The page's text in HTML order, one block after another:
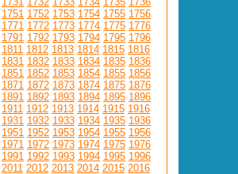
1751 1752 1753 1754 1755 1756
1771 1772 1773 1774 1775 1776
1791 1792 1793 1794 1795 1796
1811 1812 1813 1814 1815 1816
1831 1832 1833 1834 1835 1836
1851 1852 1853 1854 1855 1856
1871 1872 1873 1874 1875 1876
1891 1892 1893 1894 1895 1896
1911 1912 1913 1914 1915 1916
1931 1932 1933 1934 1935 1936
1951 1952 1953 1954 1955 1956
1971 1972 1973 1974 1975 1976
1991 1992 1993 1994 1995 1996
2011 2012 2013 2014 2015 2016